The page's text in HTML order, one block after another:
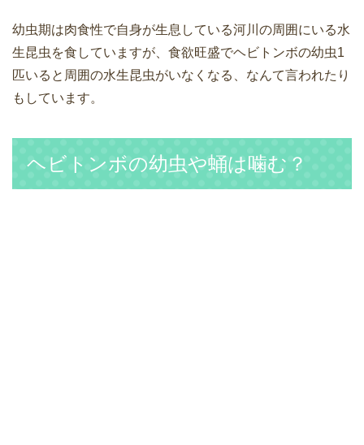
幼虫期は肉食性で自身が生息している河川の周囲にいる水
生昆虫を食していますが、食欲旺盛でヘビトンボの幼虫1
匹いると周囲の水生昆虫がいなくなる、なんて言われたり
もしています。
ヘビトンボの幼虫や蛹は噛む？